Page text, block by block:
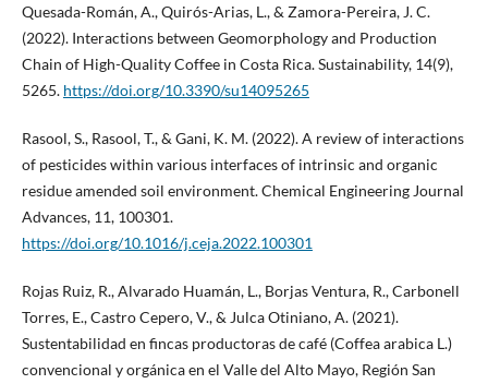
Quesada-Román, A., Quirós-Arias, L., & Zamora-Pereira, J. C.
(2022). Interactions between Geomorphology and Production
Chain of High-Quality Coffee in Costa Rica. Sustainability, 14(9),
5265. https://doi.org/10.3390/su14095265
Rasool, S., Rasool, T., & Gani, K. M. (2022). A review of interactions
of pesticides within various interfaces of intrinsic and organic
residue amended soil environment. Chemical Engineering Journal
Advances, 11, 100301.
https://doi.org/10.1016/j.ceja.2022.100301
Rojas Ruiz, R., Alvarado Huamán, L., Borjas Ventura, R., Carbonell
Torres, E., Castro Cepero, V., & Julca Otiniano, A. (2021).
Sustentabilidad en fincas productoras de café (Coffea arabica L.)
convencional y orgánica en el Valle del Alto Mayo, Región San